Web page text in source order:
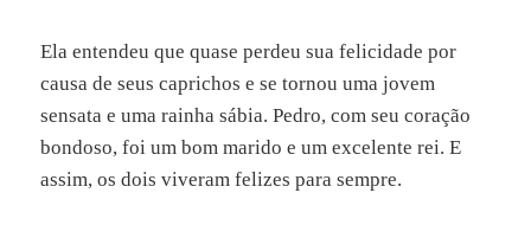
Ela entendeu que quase perdeu sua felicidade por
causa de seus caprichos e se tornou uma jovem
sensata e uma rainha sábia. Pedro, com seu coração
bondoso, foi um bom marido e um excelente rei. E
assim, os dois viveram felizes para sempre.